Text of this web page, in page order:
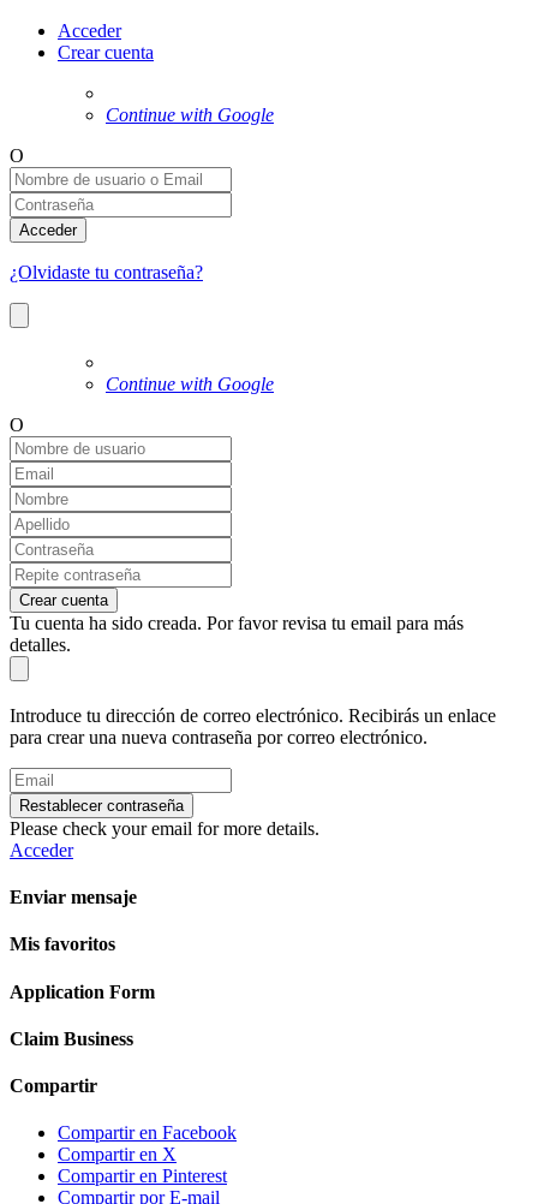
Acceder
Crear cuenta
Continue with Google
O
Acceder
¿Olvidaste tu contraseña?
Continue with Google
O
Crear cuenta
Tu cuenta ha sido creada. Por favor revisa tu email para más
detalles.
Introduce tu dirección de correo electrónico. Recibirás un enlace
para crear una nueva contraseña por correo electrónico.
Restablecer contraseña
Please check your email for more details.
Acceder
Enviar mensaje
Mis favoritos
Application Form
Claim Business
Compartir
Compartir en Facebook
Compartir en X
Compartir en Pinterest
Compartir por E-mail